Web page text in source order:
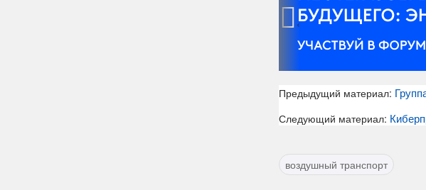
‹
Предыдущий материал:
Следующий материал:
воздушный транспорт